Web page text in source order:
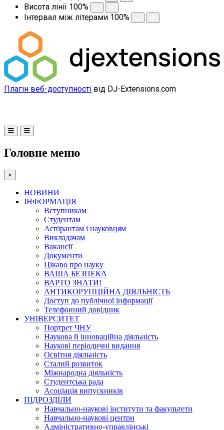
Висота лінії 100%
Інтервал між літерами 100%
Плагін веб-доступності від DJ-Extensions.com
Головне меню
×
НОВИНИ
ІНФОРМАЦІЯ
Вступникам
Студентам
Аспірантам і науковцям
Викладачам
Вакансії
Документи
Цікаво про науку
ВАША БЕЗПЕКА
ВАРТО ЗНАТИ!
АНТИКОРУПЦІЙНА ДІЯЛЬНІСТЬ
Доступ до публічної інформації
Телефонний довідник
УНІВЕРСИТЕТ
Портрет ЧНУ
Наукова й інноваційна діяльність
Наукові періодичні видання
Освітня діяльність
Сталий розвиток
Міжнародна діяльність
Студентська рада
Асоціація випускників
ПІДРОЗДІЛИ
Навчально-наукові інститути та факультети
Навчально-наукові центри
Адміністративно-управлінські